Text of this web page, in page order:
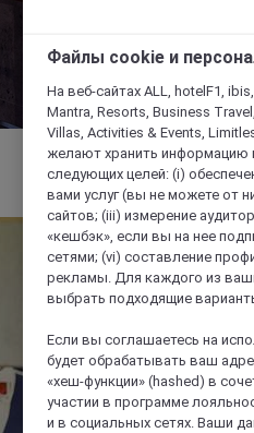
Файлы cookie и
На веб-сайтах ALL, hotelF1,
Mantra, Resorts, Business
Villas, Activities & Events,
желают хранить информацию
следующих целей: (i)
вами услуг (вы не можете от
сайтов; (iii) измерение
«кешбэк», если вы на нее
сетями; (vi) составление
рекламы. Для каждого из
выбрать подходящие
Если вы соглашаетесь на
будет обрабатывать ваш
«хеш-функции» (hashed) в
участии в программе
и в социальных сетях. Ваши